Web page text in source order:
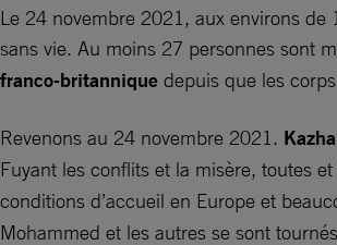
Le 24 novembre 2021, aux environs
sans vie. Au moins 27 personnes sont
franco-britannique depuis que les
Revenons au 24 novembre 2021.
Fuyant les conflits et la misère, toutes et
conditions d’accueil en Europe et
Mohammed et les autres se sont